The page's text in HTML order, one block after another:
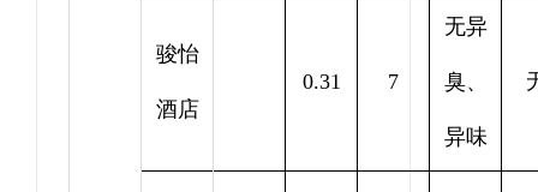
骏怡
酒店
0.31 7
无异
臭、
异味